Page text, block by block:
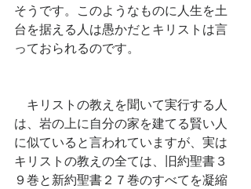
そうです。このようなものに人生を土
台を据える人は愚かだとキリストは言
っておられるのです。
キリストの教えを聞いて実行する人
は、岩の上に自分の家を建てる賢い人
に似ていると言われていますが、実は
キリストの教えの全ては、旧約聖書３
９巻と新約聖書２７巻のすべてを凝縮